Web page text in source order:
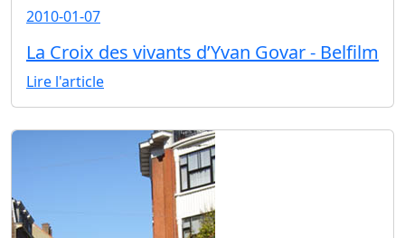
2010-01-07
La Croix des vivants d’Yvan Govar - Belfilm
Lire l'article